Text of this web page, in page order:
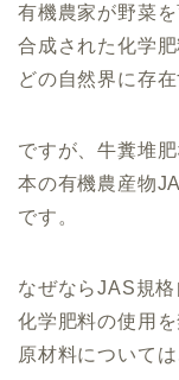
有機農家が野菜
合成された化学
どの自然界に存
ですが、牛糞堆
本の有機農産物
です。
なぜならJAS規
化学肥料の使用
原材料について